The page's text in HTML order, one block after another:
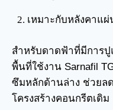
เหมาะกับหลังคาแ
สำหรับดาดฟ้าที่มีการ
พื้นที่ใช้งาน Sarnafil
ซึมหลักด้านล่าง ช่วยล
โครงสร้างคอนกรีตเดิม